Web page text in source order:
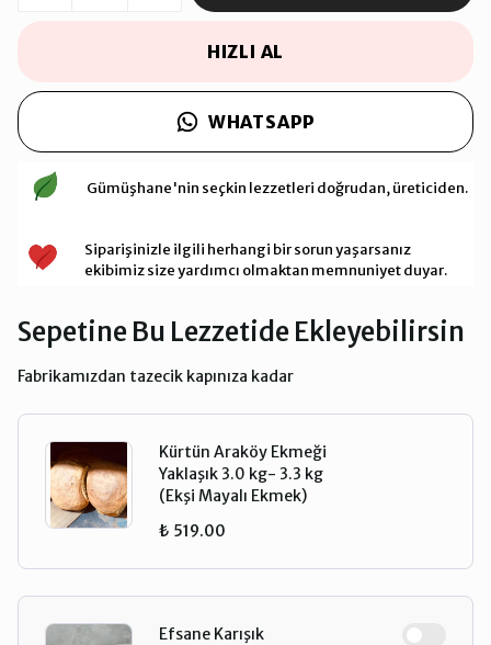
HIZLI AL
WHATSAPP
Gümüşhane'nin seçkin lezzetleri doğrudan, üreticiden.
Siparişinizle ilgili herhangi bir sorun yaşarsanız
ekibimiz size yardımcı olmaktan memnuniyet duyar.
Sepetine Bu Lezzetide Ekleyebilirsin
Fabrikamızdan tazecik kapınıza kadar
Kürtün Araköy Ekmeği
Yaklaşık 3.0 kg- 3.3 kg
(Ekşi Mayalı Ekmek)
₺ 519.00
Efsane Karışık